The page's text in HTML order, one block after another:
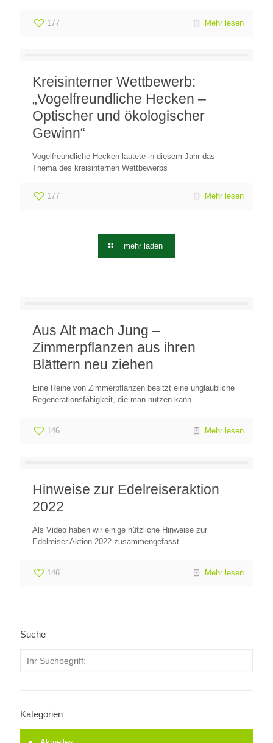
177 Mehr lesen
Kreisinterner Wettbewerb:
„Vogelfreundliche Hecken –
Optischer und ökologischer
Gewinn“
Vogelfreundliche Hecken lautete in diesem Jahr das
Thema des kreisinternen Wettbewerbs
177 Mehr lesen
mehr laden
Aus Alt mach Jung –
Zimmerpflanzen aus ihren
Blättern neu ziehen
Eine Reihe von Zimmerpflanzen besitzt eine unglaubliche
Regenerationsfähigkeit, die man nutzen kann
146 Mehr lesen
Hinweise zur Edelreiseraktion
2022
Als Video haben wir einige nützliche Hinweise zur
Edelreiser Aktion 2022 zusammengefasst
146 Mehr lesen
Suche
Kategorien